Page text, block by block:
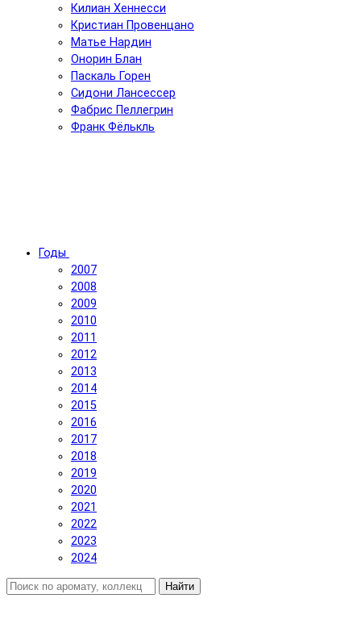
Килиан Хеннесси
Кристиан Провенцано
Матье Нардин
Онорин Блан
Паскаль Горен
Сидони Лансессер
Фабрис Пеллегрин
Франк Фёлькль
Годы
2007
2008
2009
2010
2011
2012
2013
2014
2015
2016
2017
2018
2019
2020
2021
2022
2023
2024
Найти